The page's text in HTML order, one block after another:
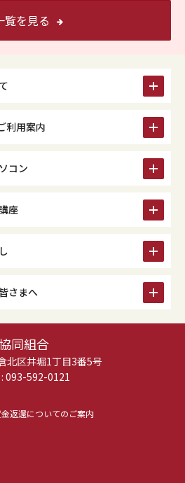
覧を見る
利用案内
コン
座
さまへ
同組合
区井堀1丁目3番5号
: 093-592-0121
金返還についてのご案内